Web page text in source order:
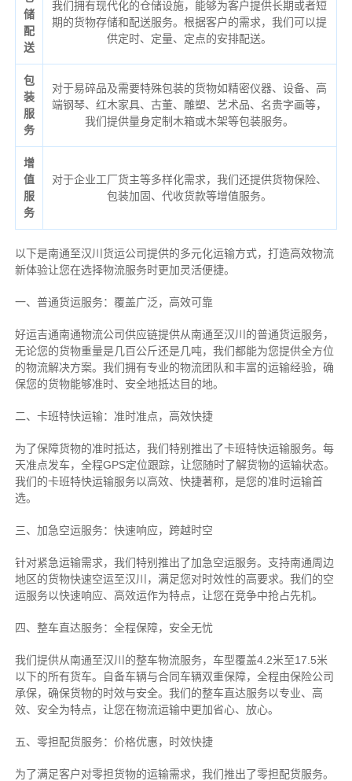
储
配
送
我们拥有现代化的仓储设施，能够为客户提供长期或者短
期的货物存储和配送服务。根据客户的需求，我们可以提
供定时、定量、定点的安排配送。
包
装
服
务
对于易碎品及需要特殊包装的货物如精密仪器、设备、高
端钢琴、红木家具、古董、雕塑、艺术品、名贵字画等，
我们提供量身定制木箱或木架等包装服务。
增
值
服
务
对于企业工厂货主等多样化需求，我们还提供货物保险、
包装加固、代收货款等增值服务。
以下是南通至汉川货运公司提供的多元化运输方式，打造高效物流
新体验让您在选择物流服务时更加灵活便捷。
一、普通货运服务：覆盖广泛，高效可靠
好运吉通南通物流公司供应链提供从南通至汉川的普通货运服务，
无论您的货物重量是几百公斤还是几吨，我们都能为您提供全方位
的物流解决方案。我们拥有专业的物流团队和丰富的运输经验，确
保您的货物能够准时、安全地抵达目的地。
二、卡班特快运输：准时准点，高效快捷
为了保障货物的准时抵达，我们特别推出了卡班特快运输服务。每
天准点发车，全程GPS定位跟踪，让您随时了解货物的运输状态。
我们的卡班特快运输服务以高效、快捷著称，是您的准时运输首
选。
三、加急空运服务：快速响应，跨越时空
针对紧急运输需求，我们特别推出了加急空运服务。支持南通周边
地区的货物快速空运至汉川，满足您对时效性的高要求。我们的空
运服务以快速响应、高效运作为特点，让您在竞争中抢占先机。
四、整车直达服务：全程保障，安全无忧
我们提供从南通至汉川的整车物流服务，车型覆盖4.2米至17.5米
以下的所有货车。自备车辆与合同车辆双重保障，全程由保险公司
承保，确保货物的时效与安全。我们的整车直达服务以专业、高
效、安全为特点，让您在物流运输中更加省心、放心。
五、零担配货服务：价格优惠，时效快捷
为了满足客户对零担货物的运输需求，我们推出了零担配货服务。